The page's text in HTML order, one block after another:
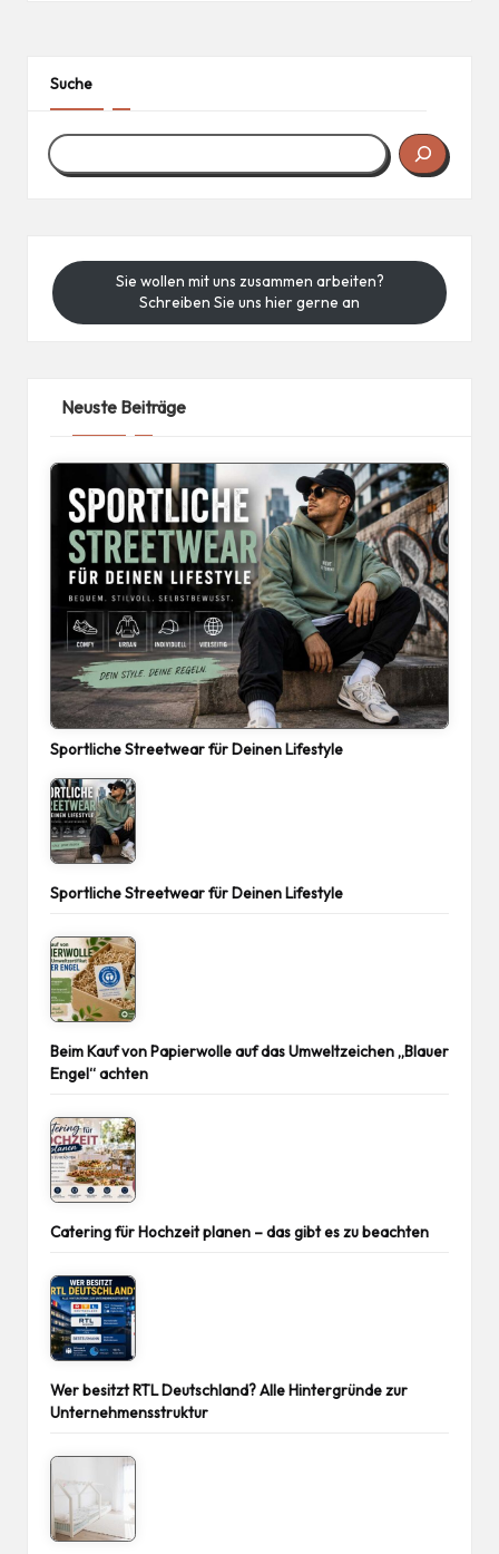
Suche
Sie wollen mit uns zusammen arbeiten?
Schreiben Sie uns hier gerne an
Neuste Beiträge
Sportliche Streetwear für Deinen Lifestyle
Sportliche Streetwear für Deinen Lifestyle
Beim Kauf von Papierwolle auf das Umweltzeichen „Blauer
Engel“ achten
Catering für Hochzeit planen – das gibt es zu beachten
Wer besitzt RTL Deutschland? Alle Hintergründe zur
Unternehmensstruktur